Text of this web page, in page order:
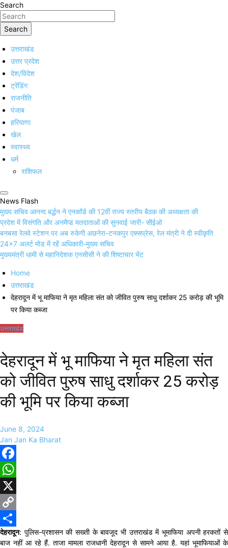
Search
Search
उत्तराखंड
उत्तर प्रदेश
देश/विदेश
ट्रेंडिंग
राजनीति
पंजाब
हरियाणा
खेल
स्वास्थ्य
धर्म
राशिफल
News Flash
मुख्य सचिव आनन्द बर्द्धन ने एनकॉर्ड की 12वीं राज्य स्तरीय बैठक की अध्यक्षता की
प्रदेश में विसंगति और अनमैप्ड मतदाताओं की सुनवाई जारी- सीईओ
बनबसा रेलवे स्टेशन पर अब रुकेगी अछनेरा-टनकपुर एक्सप्रेस, रेल मंत्री ने दी स्वीकृति
24×7 अलर्ट मोड में रहें अधिकारी-मुख्य सचिव
मुख्यमंत्री धामी से महानिदेशक एनसीसी ने की शिष्टाचार भेंट
Home
उत्तराखंड
देहरादून में भू माफिया ने मृत महिला संत को जीवित पुरुष साधु दर्शाकर 25 करोड़ की भूमि
पर किया कब्जा
उत्तराखंड
देहरादून में भू माफिया ने मृत महिला संत
को जीवित पुरुष साधु दर्शाकर 25 करोड़
की भूमि पर किया कब्जा
June 8, 2024
Jan Jan Ka Bharat
Facebook
WhatsApp
X
Copy
Link
Share
देहरादून: पुलिस-प्रशासन की सख्ती के बावजूद भी उत्तराखंड में भूमाफिया अपनी हरकतों से
बाज नहीं आ रहे हैं. ताजा मामला राजधानी देहरादून से सामने आया है. यहां भूमाफियाओं के